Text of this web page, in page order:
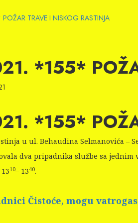
TRAVE I NISKOG RASTINJA
*155*
*155*
u ul. Behaudina Selmanovića –
dva pripadnika službe sa jednim
10– 1340.
Čistoće, mogu